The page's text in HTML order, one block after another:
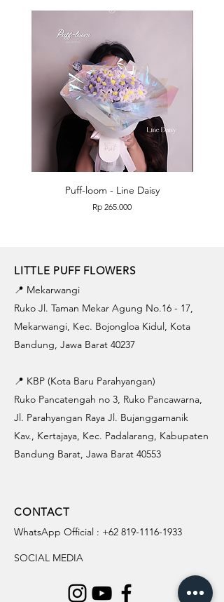
Puff-loom - Line Daisy
Price
Rp 265.000
LITTLE PUFF FLOWERS
📍 Mekarwangi
Ruko Jl. Taman Mekar Agung No.16 - 17,
Mekarwangi, Kec. Bojongloa Kidul, Kota
Bandung, Jawa Barat 40237
📍 KBP (Kota Baru Parahyangan)
Ruko Pancatengah no 3, Ruko Pancawarna,
Jl. Parahyangan Raya Jl. Bujanggamanik
Kav., Kertajaya, Kec. Padalarang, Kabupaten
Bandung Barat, Jawa Barat 40553
CONTACT
WhatsApp Official : +62 819-1116-1933
SOCIAL MEDIA